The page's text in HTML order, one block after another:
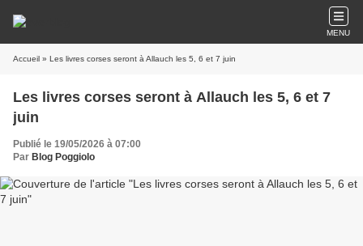
MENU
Accueil » Les livres corses seront à Allauch les 5, 6 et 7 juin
Les livres corses seront à Allauch les 5, 6 et 7
juin
Publié le 19/05/2026 à 07:00
Par Blog Poggiolo